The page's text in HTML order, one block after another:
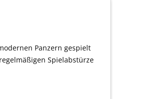
Panzern gespielt
Spielabstürze